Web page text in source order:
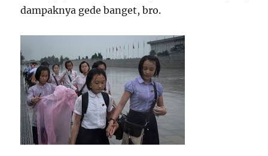
dampaknya gede banget, bro.